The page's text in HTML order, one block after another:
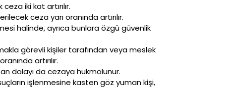
iki kat artırılır.
ceza yarı oranında artırılır.
halinde, ayrıca bunlara özgü güvenlik
görevli kişiler tarafından veya meslek
artırılır.
dolayı da cezaya hükmolunur.
işlenmesine kasten göz yuman kişi,